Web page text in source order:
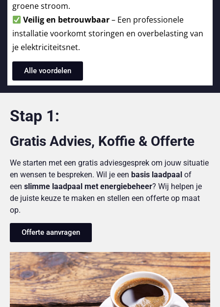
groene stroom.
Veilig en betrouwbaar– Een professionele
installatie voorkomt storingen en overbelasting van
je elektriciteitsnet.
Alle voordelen
Stap 1:
Gratis Advies, Koffie & Offerte
We starten met een gratis adviesgesprek om jouw situatie
en wensen te bespreken. Wil je een basis laadpaal of
een slimme laadpaal met energiebeheer? Wij helpen je
de juiste keuze te maken en stellen een offerte op maat
op.
Offerte aanvragen